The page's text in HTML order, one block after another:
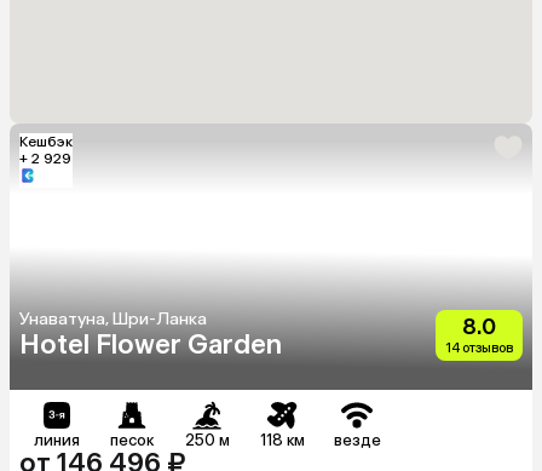
Кешбэк
+ 2 929
Унаватуна, Шри-Ланка
Hotel Flower Garden
8.0
14 отзывов
линия песок 250 м 118 км везде
от 146 496 ₽